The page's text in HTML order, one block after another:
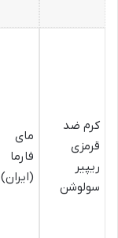
کرم ضد
قرمزی
ریپیر
سولوشن
مای
فارما
(ایران)